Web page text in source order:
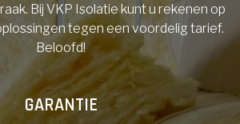
Bij VKP Isolatie kunt u rekenen op
tegen een voordelig tarief.
Beloofd!
GARANTIE